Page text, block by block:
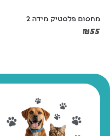
מחסום פלסטיק מידה 2
₪55